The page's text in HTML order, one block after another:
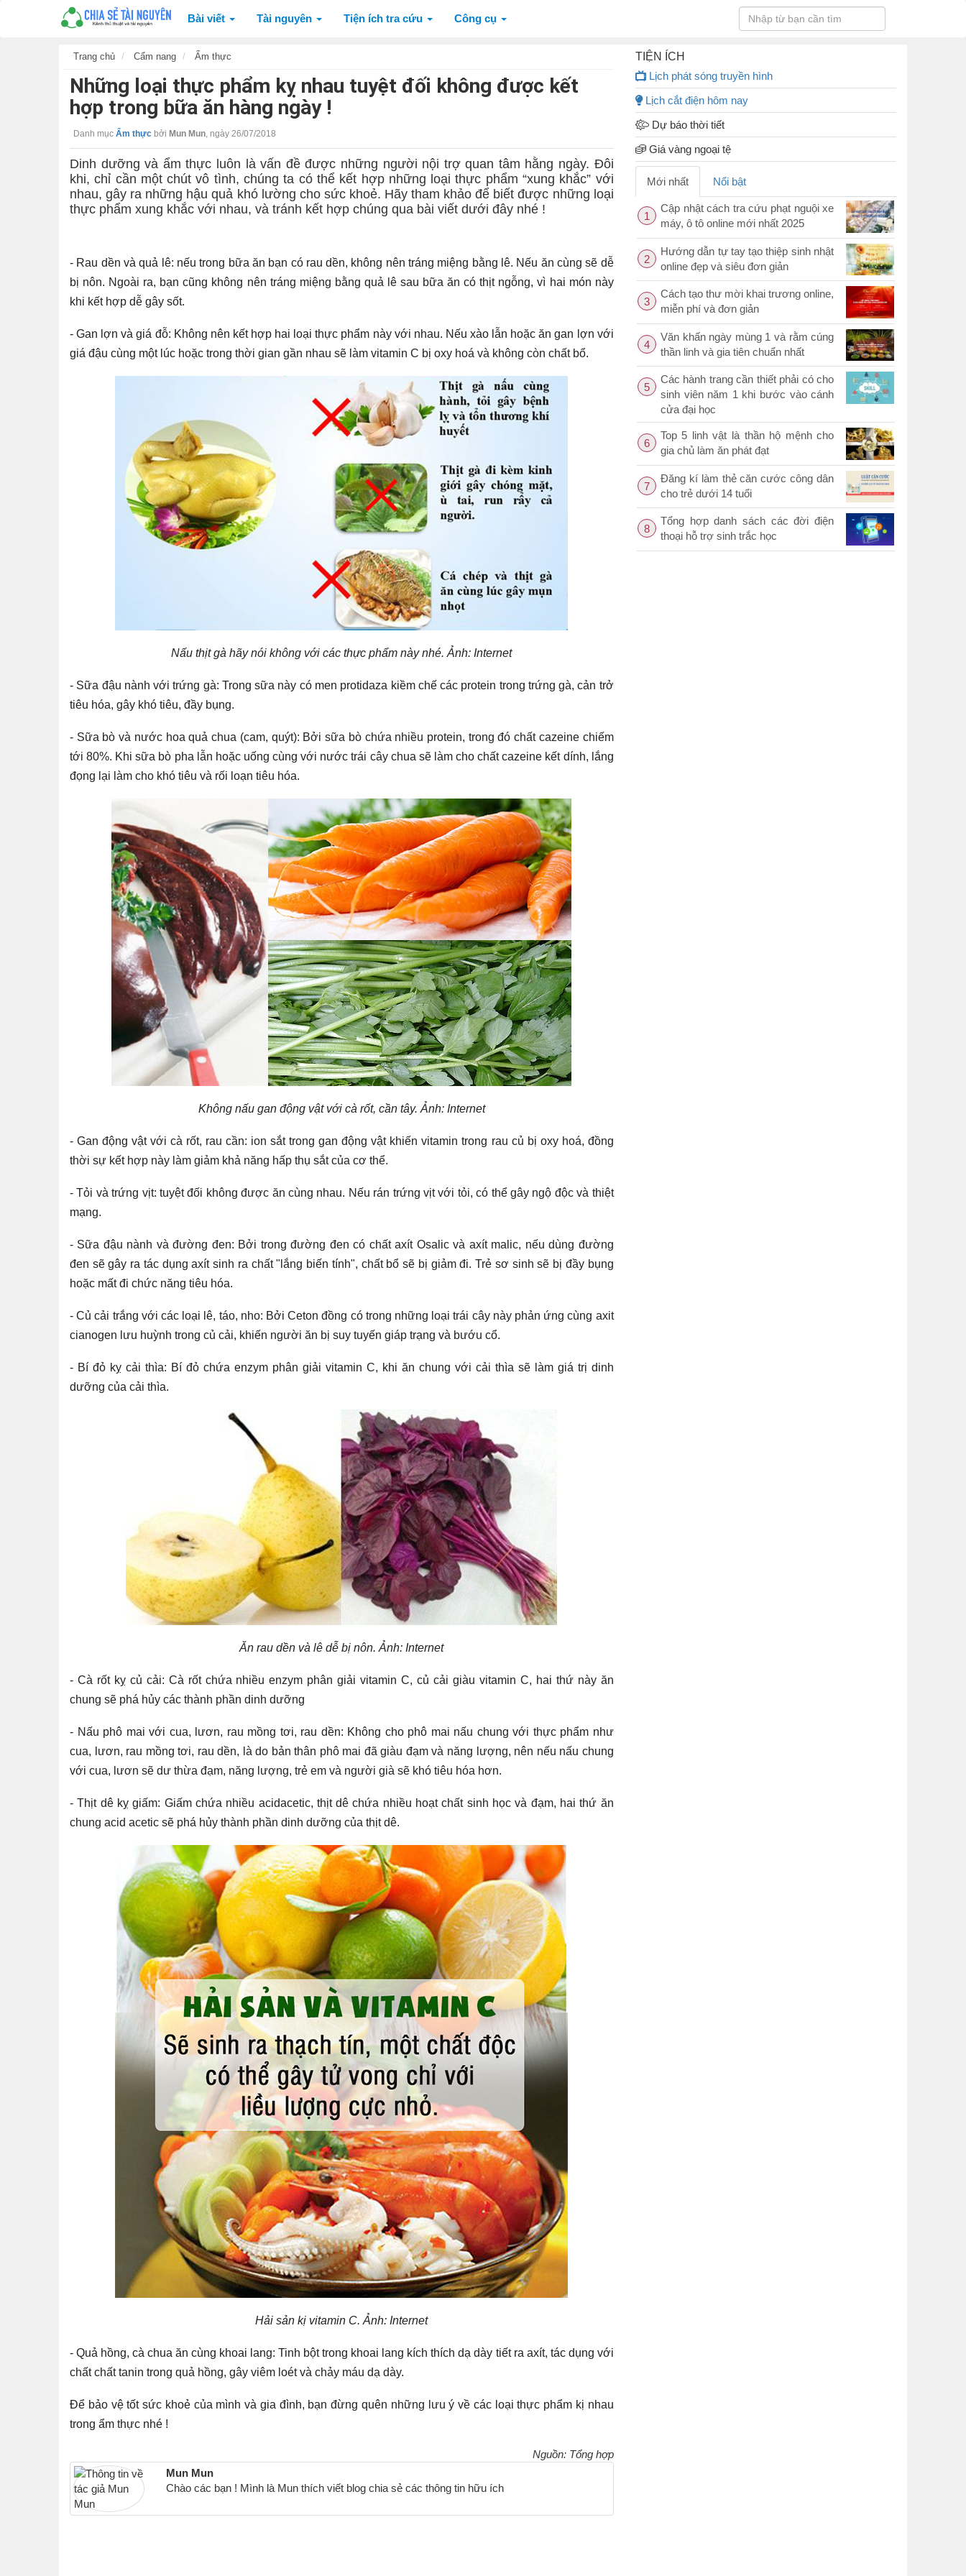
Bài viết Tài nguyên Tiện ích tra cứu Công cụ
Trang chủ Cẩm nang Ẩm thực
Những loại thực phẩm kỵ nhau tuyệt đối không được kết
hợp trong bữa ăn hàng ngày !
Danh mục Ẩm thực bởi Mun Mun, ngày 26/07/2018
Dinh dưỡng và ẩm thực luôn là vấn đề được những người nội trợ quan tâm hằng ngày. Đôi
khi, chỉ cần một chút vô tình, chúng ta có thể kết hợp những loại thực phẩm “xung khắc” với
nhau, gây ra những hậu quả khó lường cho sức khoẻ. Hãy tham khảo để biết được những loại
thực phẩm xung khắc với nhau, và tránh kết hợp chúng qua bài viết dưới đây nhé !
- Rau dền và quả lê: nếu trong bữa ăn bạn có rau dền, không nên tráng miệng bằng lê. Nếu ăn cùng sẽ dễ
bị nôn. Ngoài ra, bạn cũng không nên tráng miệng bằng quả lê sau bữa ăn có thịt ngỗng, vì hai món này
khi kết hợp dễ gây sốt.
- Gan lợn và giá đỗ: Không nên kết hợp hai loại thực phẩm này với nhau. Nếu xào lẫn hoặc ăn gan lợn với
giá đậu cùng một lúc hoặc trong thời gian gần nhau sẽ làm vitamin C bị oxy hoá và không còn chất bổ.
Nấu thịt gà hãy nói không với các thực phẩm này nhé. Ảnh: Internet
- Sữa đậu nành với trứng gà: Trong sữa này có men protidaza kiềm chế các protein trong trứng gà, cản trở
tiêu hóa, gây khó tiêu, đầy bụng.
- Sữa bò và nước hoa quả chua (cam, quýt): Bởi sữa bò chứa nhiều protein, trong đó chất cazeine chiếm
tới 80%. Khi sữa bò pha lẫn hoặc uống cùng với nước trái cây chua sẽ làm cho chất cazeine kết dính, lắng
đọng lại làm cho khó tiêu và rối loạn tiêu hóa.
Không nấu gan động vật với cà rốt, cần tây. Ảnh: Internet
- Gan động vật với cà rốt, rau cần: ion sắt trong gan động vật khiến vitamin trong rau củ bị oxy hoá, đồng
thời sự kết hợp này làm giảm khả năng hấp thụ sắt của cơ thể.
- Tỏi và trứng vịt: tuyệt đối không được ăn cùng nhau. Nếu rán trứng vịt với tỏi, có thể gây ngộ độc và thiệt
mạng.
- Sữa đậu nành và đường đen: Bởi trong đường đen có chất axít Osalic và axít malic, nếu dùng đường
đen sẽ gây ra tác dụng axít sinh ra chất "lắng biến tính", chất bổ sẽ bị giảm đi. Trẻ sơ sinh sẽ bị đầy bụng
hoặc mất đi chức năng tiêu hóa.
- Củ cải trắng với các loại lê, táo, nho: Bởi Ceton đồng có trong những loại trái cây này phản ứng cùng axit
cianogen lưu huỳnh trong củ cải, khiến người ăn bị suy tuyến giáp trạng và bướu cổ.
- Bí đỏ kỵ cải thìa: Bí đỏ chứa enzym phân giải vitamin C, khi ăn chung với cải thìa sẽ làm giá trị dinh
dưỡng của cải thìa.
Ăn rau dền và lê dễ bị nôn. Ảnh: Internet
- Cà rốt kỵ củ cải: Cà rốt chứa nhiều enzym phân giải vitamin C, củ cải giàu vitamin C, hai thứ này ăn
chung sẽ phá hủy các thành phần dinh dưỡng
- Nấu phô mai với cua, lươn, rau mồng tơi, rau dền: Không cho phô mai nấu chung với thực phẩm như
cua, lươn, rau mồng tơi, rau dền, là do bản thân phô mai đã giàu đạm và năng lượng, nên nếu nấu chung
với cua, lươn sẽ dư thừa đạm, năng lượng, trẻ em và người già sẽ khó tiêu hóa hơn.
- Thịt dê kỵ giấm: Giấm chứa nhiều acidacetic, thịt dê chứa nhiều hoạt chất sinh học và đạm, hai thứ ăn
chung acid acetic sẽ phá hủy thành phần dinh dưỡng của thịt dê.
Hải sản kị vitamin C. Ảnh: Internet
- Quả hồng, cà chua ăn cùng khoai lang: Tinh bột trong khoai lang kích thích dạ dày tiết ra axít, tác dụng với
chất chất tanin trong quả hồng, gây viêm loét và chảy máu dạ dày.
Để bảo vệ tốt sức khoẻ của mình và gia đình, bạn đừng quên những lưu ý về các loại thực phẩm kị nhau
trong ẩm thực nhé !
Nguồn: Tổng hợp
Mun Mun
Chào các bạn ! Mình là Mun thích viết blog chia sẻ các thông tin hữu ích
TIỆN ÍCH
Lịch phát sóng truyền hình
Lịch cắt điện hôm nay
Dự báo thời tiết
Giá vàng ngoại tệ
Mới nhất Nổi bật
1
Cập nhật cách tra cứu phạt nguội xe
máy, ô tô online mới nhất 2025
2
Hướng dẫn tự tay tạo thiệp sinh nhật
online đẹp và siêu đơn giản
3
Cách tạo thư mời khai trương online,
miễn phí và đơn giản
4
Văn khấn ngày mùng 1 và rằm cúng
thần linh và gia tiên chuẩn nhất
5
Các hành trang cần thiết phải có cho
sinh viên năm 1 khi bước vào cánh
cửa đại học
6
Top 5 linh vật là thần hộ mệnh cho
gia chủ làm ăn phát đạt
7
Đăng kí làm thẻ căn cước công dân
cho trẻ dưới 14 tuổi
8
Tổng hợp danh sách các đời điện
thoại hỗ trợ sinh trắc học